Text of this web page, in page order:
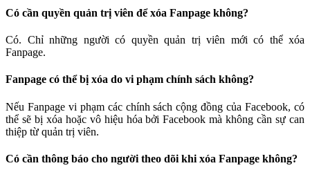
Có cần quyền quản trị viên để xóa Fanpage không?
Có. Chỉ những người có quyền quản trị viên mới có thể xóa
Fanpage.
Fanpage có thể bị xóa do vi phạm chính sách không?
Nếu Fanpage vi phạm các chính sách cộng đồng của Facebook, có
thể sẽ bị xóa hoặc vô hiệu hóa bởi Facebook mà không cần sự can
thiệp từ quản trị viên.
Có cần thông báo cho người theo dõi khi xóa Fanpage không?